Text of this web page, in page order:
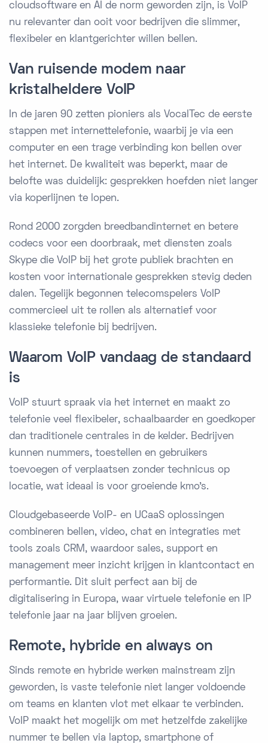
cloudsoftware en AI de norm geworden zijn, is VoIP
nu relevanter dan ooit voor bedrijven die slimmer,
flexibeler en klantgerichter willen bellen.
Van ruisende modem naar
kristalheldere VoIP
In de jaren 90 zetten pioniers als VocalTec de eerste
stappen met internettelefonie, waarbij je via een
computer en een trage verbinding kon bellen over
het internet. De kwaliteit was beperkt, maar de
belofte was duidelijk: gesprekken hoefden niet langer
via koperlijnen te lopen.
Rond 2000 zorgden breedbandinternet en betere
codecs voor een doorbraak, met diensten zoals
Skype die VoIP bij het grote publiek brachten en
kosten voor internationale gesprekken stevig deden
dalen. Tegelijk begonnen telecomspelers VoIP
commercieel uit te rollen als alternatief voor
klassieke telefonie bij bedrijven.
Waarom VoIP vandaag de standaard
is
VoIP stuurt spraak via het internet en maakt zo
telefonie veel flexibeler, schaalbaarder en goedkoper
dan traditionele centrales in de kelder. Bedrijven
kunnen nummers, toestellen en gebruikers
toevoegen of verplaatsen zonder technicus op
locatie, wat ideaal is voor groeiende kmo's.
Cloudgebaseerde VoIP- en UCaaS oplossingen
combineren bellen, video, chat en integraties met
tools zoals CRM, waardoor sales, support en
management meer inzicht krijgen in klantcontact en
performantie. Dit sluit perfect aan bij de
digitalisering in Europa, waar virtuele telefonie en IP
telefonie jaar na jaar blijven groeien.
Remote, hybride en always on
Sinds remote en hybride werken mainstream zijn
geworden, is vaste telefonie niet langer voldoende
om teams en klanten vlot met elkaar te verbinden.
VoIP maakt het mogelijk om met hetzelfde zakelijke
nummer te bellen via laptop, smartphone of